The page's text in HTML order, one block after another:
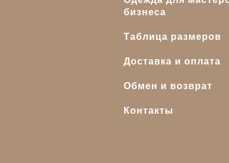
бизнеса
Таблица размеров
Доставка и оплата
Обмен и возврат
Контакты